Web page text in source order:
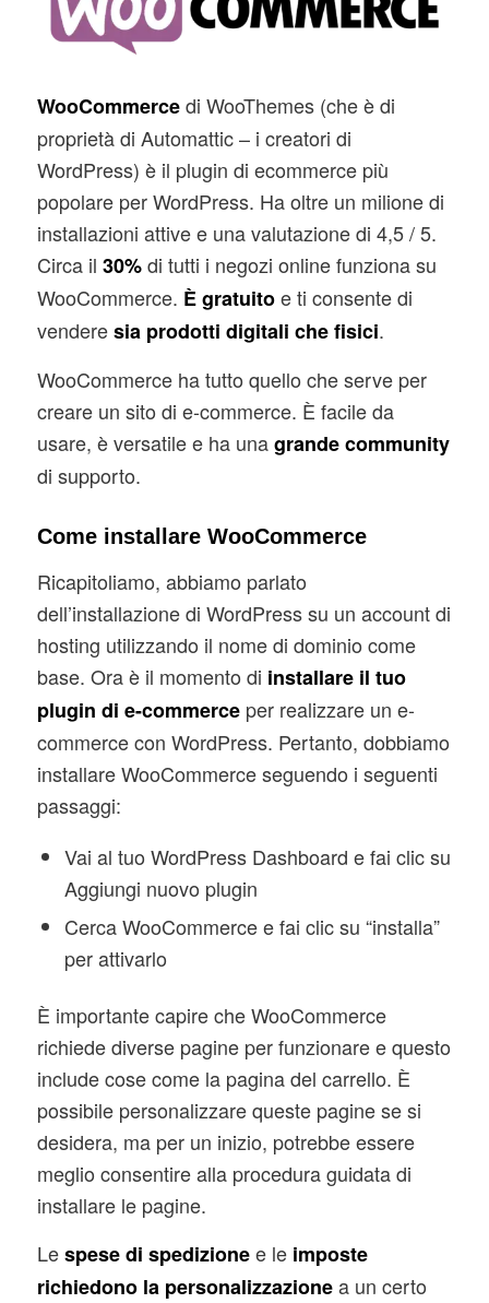
WooCommercedi WooThemes (che è di
proprietà di Automattic – i creatori di
WordPress) è il plugin di ecommerce più
popolare per WordPress. Ha oltre un milione di
installazioni attive e una valutazione di 4,5 / 5.
Circa il 30%di tutti i negozi online funziona su
WooCommerce. È gratuitoe ti consente di
venderesia prodotti digitali che fisici.
WooCommerce ha tutto quello che serve per
creare un sito di e-commerce. È facile da
usare, è versatile e ha unagrande community
di supporto.
Come installare WooCommerce
Ricapitoliamo, abbiamo parlato
dell’installazione di WordPress su un account di
hosting utilizzando il nome di dominio come
base. Ora è il momento di installare il tuo
plugin di e-commerceper realizzare un e-
commerce con WordPress. Pertanto, dobbiamo
installare WooCommerce seguendo i seguenti
passaggi:
Vai al tuo WordPress Dashboard e fai clic su
Aggiungi nuovo plugin
Cerca WooCommerce e fai clic su “installa”
per attivarlo
È importante capire che WooCommerce
richiede diverse pagine per funzionare e questo
include cose come la pagina del carrello. È
possibile personalizzare queste pagine se si
desidera, ma per un inizio, potrebbe essere
meglio consentire alla procedura guidata di
installare le pagine.
Lespese di spedizionee leimposte
richiedono la personalizzazionea un certo